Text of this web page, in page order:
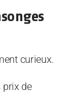
curieux.
prix de